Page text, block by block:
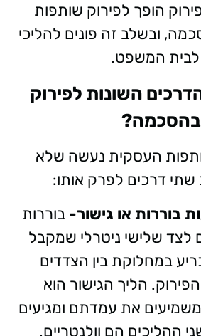
הופך לפירוק שותפות
ובשלב זה פונים להליכי
לבית המשפט.
השונות לפירוק
העסקית נעשה שלא
דרכים לפרק אותו:
בוררות או גישור- בוררות
לצד שלישי ניטרלי שמקבל
במחלוקת בין הצדדים
הליך הגישור הוא
את עמדתם ומגיעים
ההליכים הם וולנטריים.